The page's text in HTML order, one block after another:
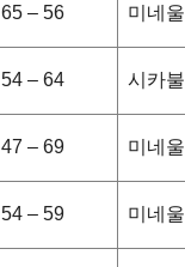
65 – 56 미네
54 – 64 시카
47 – 69 미네
54 – 59 미네